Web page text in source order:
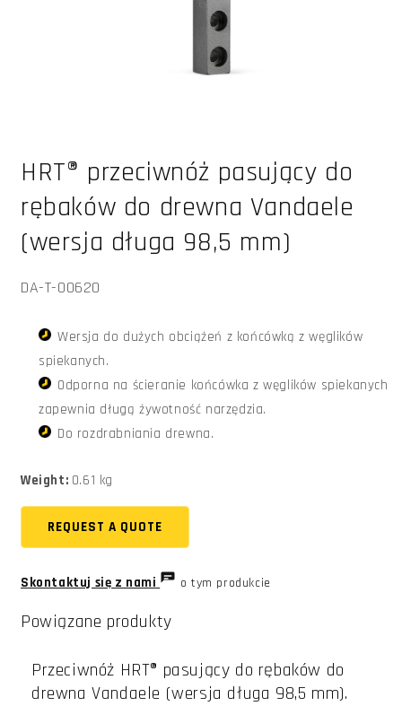
1
w
oknie
modalnym
HRT® przeciwnóż pasujący do
rębaków do drewna Vandaele
(wersja długa 98,5 mm)
SKU:
DA-T-00620
Wersja do dużych obciążeń z końcówką z węglików
spiekanych.
Odporna na ścieranie końcówka z węglików spiekanych
zapewnia długą żywotność narzędzia.
Do rozdrabniania drewna.
Weight: 0.61 kg
REQUEST A QUOTE
Skontaktuj się z nami o tym produkcie
Powiązane produkty
Przeciwnóż HRT® pasujący do rębaków do
drewna Vandaele (wersja długa 98,5 mm).